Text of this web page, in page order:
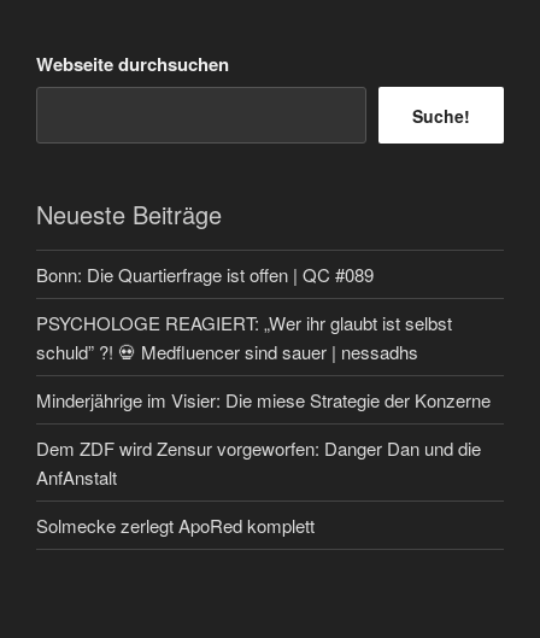
Webseite durchsuchen
Suche!
Neueste Beiträge
Bonn: Die Quartierfrage ist offen | QC #089
PSYCHOLOGE REAGIERT: „Wer ihr glaubt ist selbst
schuld” ?! 💀 Medfluencer sind sauer | nessadhs
Minderjährige im Visier: Die miese Strategie der Konzerne
Dem ZDF wird Zensur vorgeworfen: Danger Dan und die
AnfAnstalt
Solmecke zerlegt ApoRed komplett